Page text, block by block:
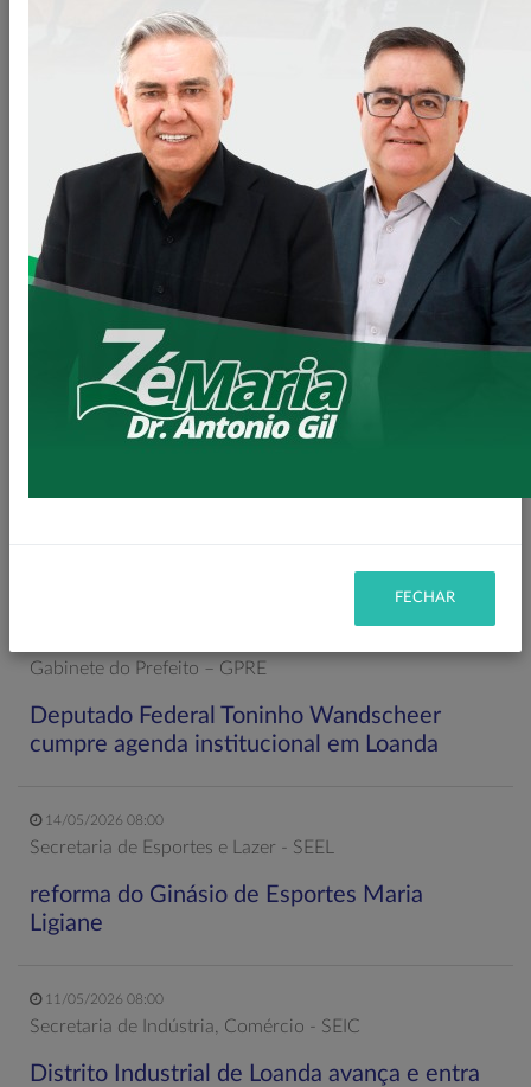
Arquivos
CD-010-22-Exames-de-
ultrassonografia.doc
Clique para
baixar
LEIA MAIS
Gabinete do Prefeito – GPRE
Deputado Federal Toninho Wandscheer
cumpre agenda institucional em Loanda
14/05/2026 08:00
Secretaria de Esportes e Lazer - SEEL
reforma do Ginásio de Esportes Maria
Ligiane
11/05/2026 08:00
Secretaria de Indústria, Comércio - SEIC
Distrito Industrial de Loanda avança e entra
FECHAR